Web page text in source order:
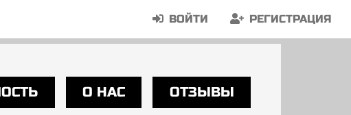
ВОЙТИ РЕГИСТРАЦИЯ
О НАС ОТЗЫВЫ